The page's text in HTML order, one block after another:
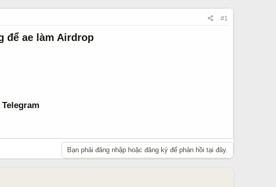
#1
để ae làm Airdrop​
Bạn phải đăng nhập hoặc đăng ký để phản hồi tại đây.